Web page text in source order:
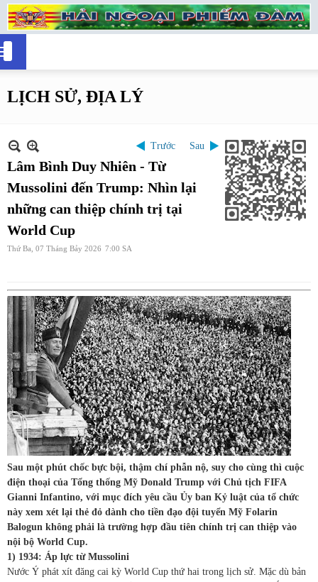
LỊCH SỬ, ĐỊA LÝ
Trước Sau
Lâm Bình Duy Nhiên - Từ
Mussolini đến Trump: Nhìn lại
những can thiệp chính trị tại
World Cup
Thứ Ba, 07 Tháng Bảy 2026 7:00 SA
Sau một phút chốc bực bội, thậm chí phẫn nộ, suy cho cùng thì cuộc
điện thoại của Tổng thống Mỹ Donald Trump với Chủ tịch FIFA
Gianni Infantino, với mục đích yêu cầu Ủy ban Kỷ luật của tổ chức
này xem xét lại thẻ đỏ dành cho tiền đạo đội tuyển Mỹ Folarin
Balogun không phải là trường hợp đầu tiên chính trị can thiệp vào
nội bộ World Cup.
1) 1934: Áp lực từ Mussolini
Nước Ý phát xít đăng cai kỳ World Cup thứ hai trong lịch sử. Mặc dù bản